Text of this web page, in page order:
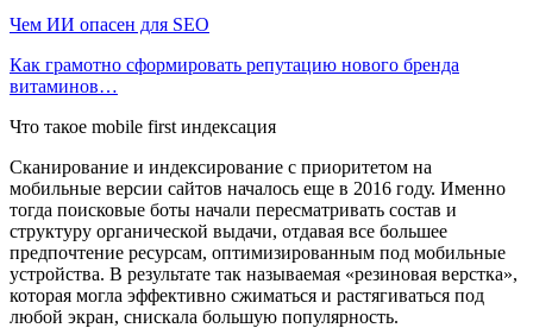
Чем ИИ опасен для SEO
Как грамотно сформировать репутацию нового бренда
витаминов…
Что такое mobile first индексация
Сканирование и индексирование с приоритетом на
мобильные версии сайтов началось еще в 2016 году. Именно
тогда поисковые боты начали пересматривать состав и
структуру органической выдачи, отдавая все большее
предпочтение ресурсам, оптимизированным под мобильные
устройства. В результате так называемая «резиновая верстка»,
которая могла эффективно сжиматься и растягиваться под
любой экран, снискала большую популярность.